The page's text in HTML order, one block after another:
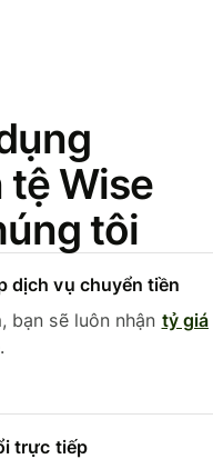
Wise
tôi
dịch vụ chuyển tiền
bạn sẽ luôn nhận tỷ giá
trực tiếp